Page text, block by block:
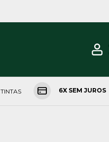
TINTAS 6X SEM JUROS